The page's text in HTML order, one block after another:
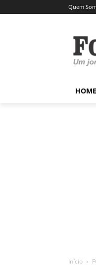
Quem
HOME
Início